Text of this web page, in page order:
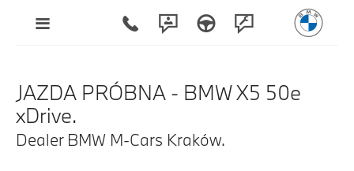
JAZDA PRÓBNA - BMW X5 50e
xDrive.
Dealer BMW M-Cars Kraków.